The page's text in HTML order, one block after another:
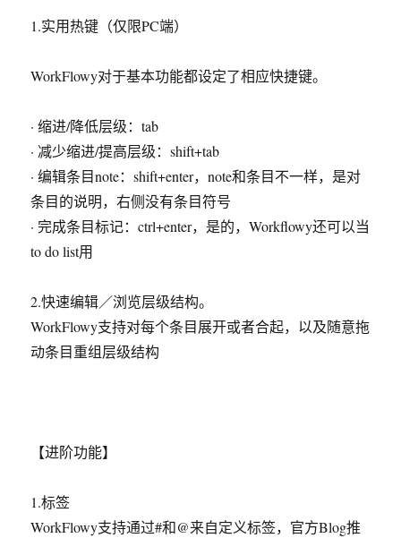
1.实用热键（仅限PC端）
WorkFlowy对于基本功能都设定了相应快捷键。
· 缩进/降低层级：tab
· 减少缩进/提高层级：shift+tab
· 编辑条目note：shift+enter，note和条目不一样，是对
条目的说明，右侧没有条目符号
· 完成条目标记：ctrl+enter，是的，Workflowy还可以当
to do list用
2.快速编辑／浏览层级结构。
WorkFlowy支持对每个条目展开或者合起，以及随意拖
动条目重组层级结构
【进阶功能】
1.标签
WorkFlowy支持通过#和@来自定义标签，官方Blog推